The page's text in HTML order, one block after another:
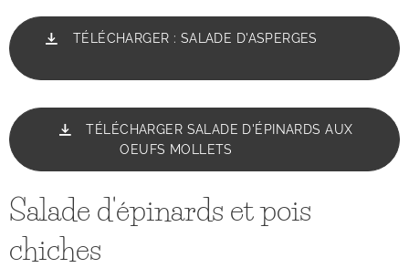
TÉLÉCHARGER : SALADE D'ASPERGES
TÉLÉCHARGER SALADE D'ÉPINARDS AUX
OEUFS MOLLETS
Salade d'épinards et pois
chiches